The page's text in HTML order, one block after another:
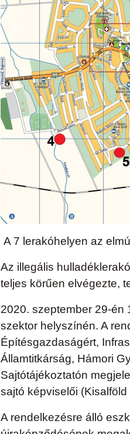
A 7 lerakóhelyen az
Az illegális
teljes körűen elvégezte,
2020. szeptember 29-én
szektor helyszínén. A
Építésgazdaságért,
Államtitkárság, Hámori
Sajtótájékoztatón
sajtó képviselői
A rendelkezésre álló